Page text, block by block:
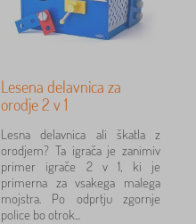
Lesena delavnica za
orodje 2 v 1
Lesna delavnica ali škatla z
orodjem? Ta igrača je zanimiv
primer igrače 2 v 1, ki je
primerna za vsakega malega
mojstra. Po odprtju zgornje
police bo otrok...